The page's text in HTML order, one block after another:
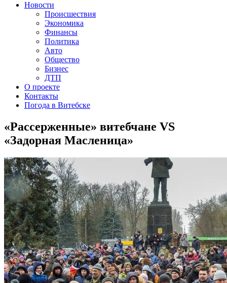
Новости
Происшествия
Экономика
Финансы
Политика
Авто
Общество
Бизнес
ДТП
О проекте
Контакты
Погода в Витебске
«Рассерженные» витебчане VS
«Задорная Масленица»